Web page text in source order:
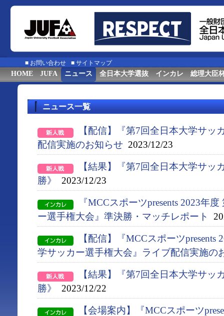
■ お問い合わせ ■ サイトマップ
HOME JUFA ニュース 全日本大学選抜 インカレ 総理大臣
ニュース一覧
【配信】『第7回全日本大学サッ
配信実施のお知らせ 2023/12/23
【結果】『第7回全日本大学サッ
勝》
2023/12/23
『MCCスポーツpresents 2023年
ー選手権大会』準決勝・マッチレポート
【配信】『MCCスポーツ
学サッカー選⼿権⼤会』ライブ配信実施の
【結果】『第7回全日本大学サッ
勝》
2023/12/22
【会場案内】『MCCスポーツ